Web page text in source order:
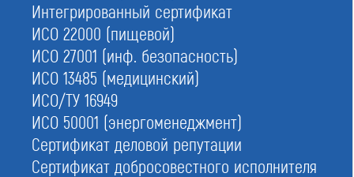
Интегрированный сертификат
ИСО 22000 (пищевой)
ИСО 27001 (инф. безопасность)
ИСО 13485 (медицинский)
ИСО/ТУ 16949
ИСО 50001 (энергоменеджмент)
Сертификат деловой репутации
Сертификат добросовестного исполнителя
Проектировщиков
Изыскателей
Реестры саморегулируемых